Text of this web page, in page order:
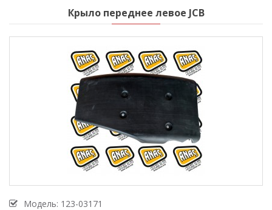
Крыло переднее левое JCB
Модель: 123-03171